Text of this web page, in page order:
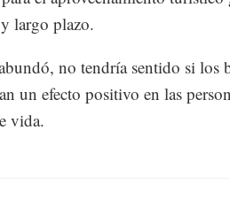
largo plazo.
no tendría sentido si los
un efecto positivo en las
vida.